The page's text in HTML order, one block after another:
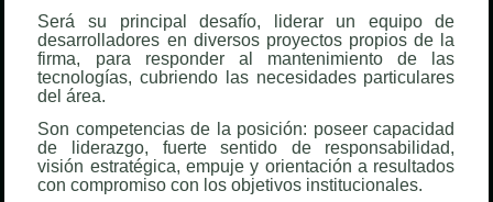
Será su principal desafío, liderar un equipo de
desarrolladores en diversos proyectos propios de la
firma, para responder al mantenimiento de las
tecnologías, cubriendo las necesidades particulares
del área.
Son competencias de la posición: poseer capacidad
de liderazgo, fuerte sentido de responsabilidad,
visión estratégica, empuje y orientación a resultados
con compromiso con los objetivos institucionales.